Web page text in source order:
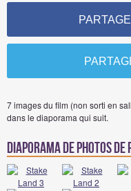
7 images du film (non sorti en
dans le diaporama qui suit.
Diaporama de Photos